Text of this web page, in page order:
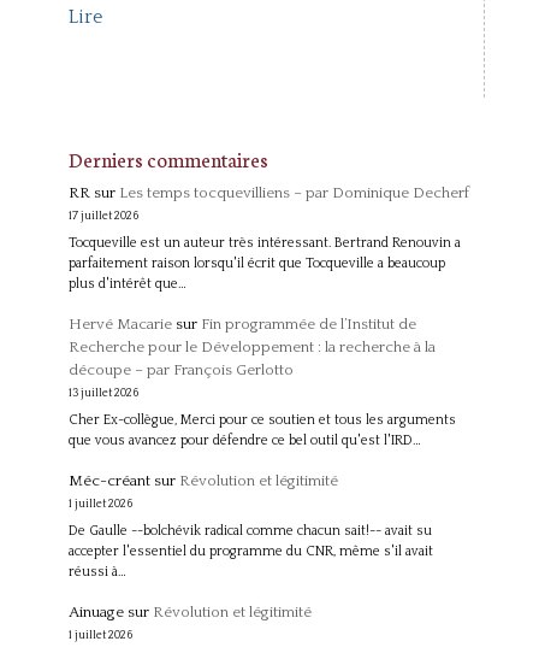
Lire
Derniers commentaires
RRsur Les temps tocquevilliens – par Dominique Decherf
17 juillet 2026
Tocqueville est un auteur très intéressant. Bertrand Renouvin a
parfaitement raison lorsqu'il écrit que Tocqueville a beaucoup
plus d'intérêt que…
Hervé Macariesur Fin programmée de l’Institut de
Recherche pour le Développement : la recherche à la
découpe – par François Gerlotto
13 juillet 2026
Cher Ex-collègue, Merci pour ce soutien et tous les arguments
que vous avancez pour défendre ce bel outil qu'est l'IRD…
Méc-créantsur Révolution et légitimité
1 juillet 2026
De Gaulle --bolchévik radical comme chacun sait!-- avait su
accepter l'essentiel du programme du CNR, même s'il avait
réussi à…
Ainuagesur Révolution et légitimité
1 juillet 2026